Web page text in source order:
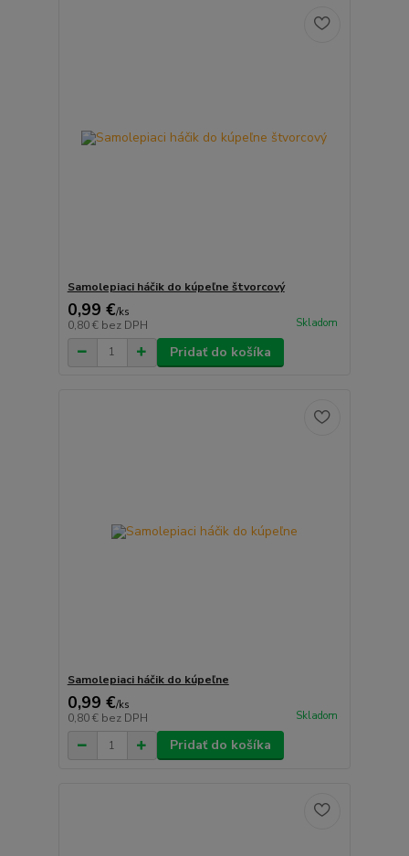
Samolepiaci háčik do kúpeľne štvorcový
0,99 €/ks
0,80 € bez DPH Skladom
Pridať do košíka
Samolepiaci háčik do kúpeľne
0,99 €/ks
0,80 € bez DPH Skladom
Pridať do košíka